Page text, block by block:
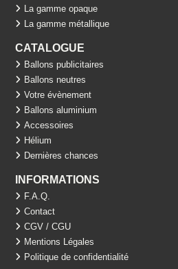
La gamme opaque
La gamme métallique
CATALOGUE
Ballons publicitaires
Ballons neutres
Votre évènement
Ballons aluminium
Accessoires
Hélium
Dernières chances
INFORMATIONS
F.A.Q.
Contact
CGV / CGU
Mentions Légales
Politique de confidentialité